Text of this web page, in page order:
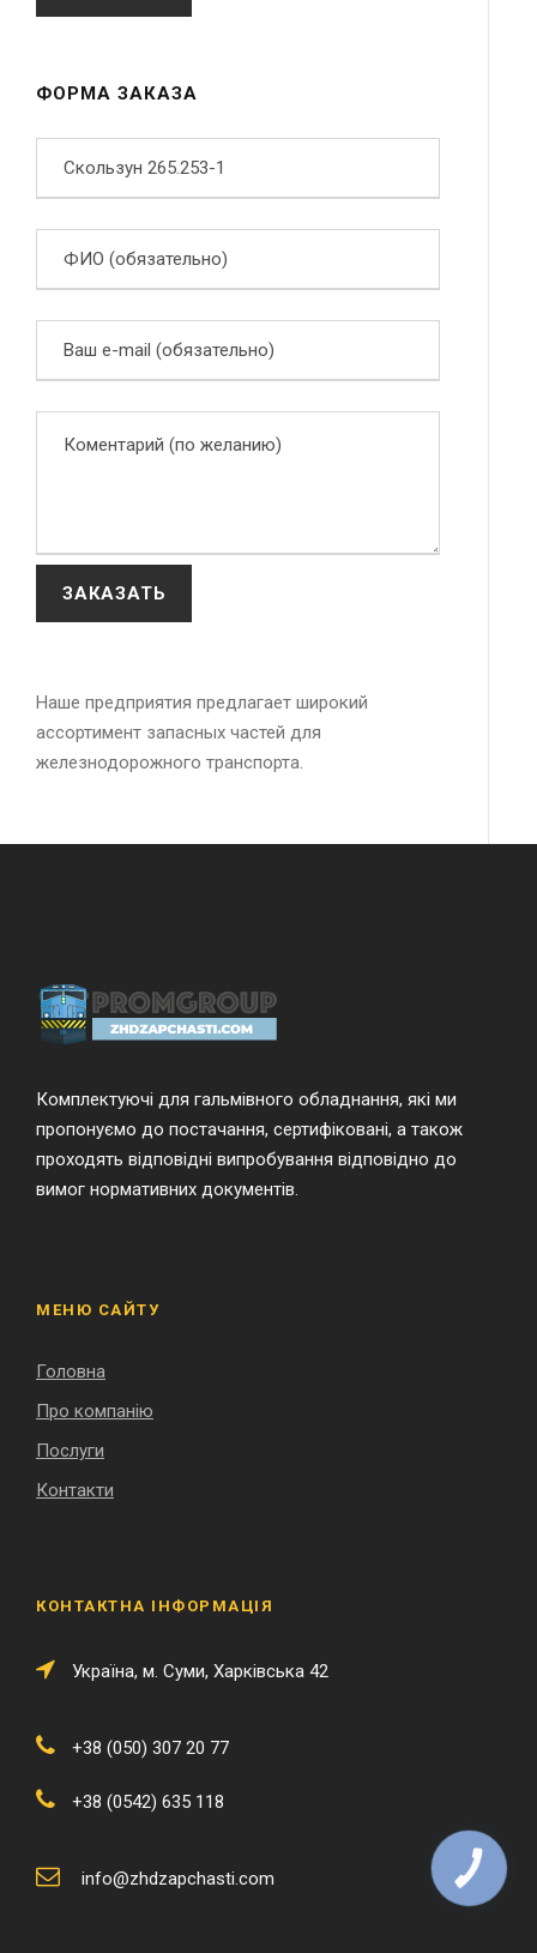
ФОРМА ЗАКАЗА
Наше предприятия предлагает широкий
ассортимент запасных частей для
железнодорожного транспорта.
Комплектуючі для гальмівного обладнання, які ми
пропонуємо до постачання, сертифіковані, а також
проходять відповідні випробування відповідно до
вимог нормативних документів.
МЕНЮ САЙТУ
Головна
Про компанію
Послуги
Контакти
КОНТАКТНА ІНФОРМАЦІЯ
Українa, м. Суми, Харківська 42
+38 (050) 307 20 77
+38 (0542) 635 118
info@zhdzapchasti.com
КНОПКА
ЗВ'ЯЗКУ